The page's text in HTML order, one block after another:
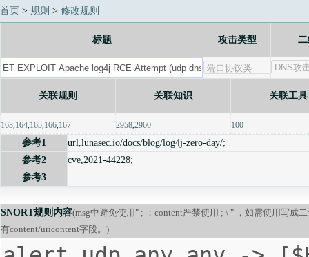
首页 > 规则 > 修改规则
标题 攻击类型
关联规则 关联知识 关联工具
163,164,165,166,167 2958,2960 100
参考1
url,lunasec.io/docs/blog/log4j-zero-day/;
参考2
cve,2021-44228;
参考3
SNORT规则内容(msg中避免使用" ; ；content严禁使用 ; \ " ，如需使用写成
有content/uricontent字段。)